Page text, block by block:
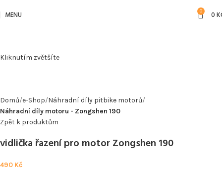
MENU 0 0
Kliknutím zvětšíte
Domů e-Shop Náhradní díly pitbike motorů
Náhradní díly motoru - Zongshen 190
Zpět k produktům
vidlička řazení pro motor Zongshen 190
490 Kč